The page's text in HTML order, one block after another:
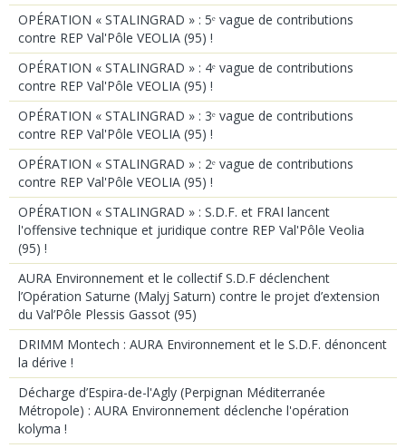
OPÉRATION « STALINGRAD » : 5ᵉ vague de contributions
contre REP Val'Pôle VEOLIA (95) !
OPÉRATION « STALINGRAD » : 4ᵉ vague de contributions
contre REP Val'Pôle VEOLIA (95) !
OPÉRATION « STALINGRAD » : 3ᵉ vague de contributions
contre REP Val'Pôle VEOLIA (95) !
OPÉRATION « STALINGRAD » : 2ᵉ vague de contributions
contre REP Val'Pôle VEOLIA (95) !
OPÉRATION « STALINGRAD » : S.D.F. et FRAI lancent
l'offensive technique et juridique contre REP Val'Pôle Veolia
(95) !
AURA Environnement et le collectif S.D.F déclenchent
l’Opération Saturne (Malyj Saturn) contre le projet d’extension
du Val’Pôle Plessis Gassot (95)
DRIMM Montech : AURA Environnement et le S.D.F. dénoncent
la dérive !
Décharge d’Espira-de-l'Agly (Perpignan Méditerranée
Métropole) : AURA Environnement déclenche l'opération
kolyma !